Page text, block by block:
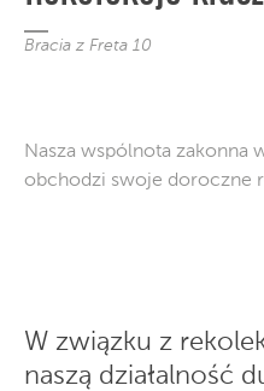
Bracia z Freta 10
Nasza wspólnota zakonna
obchodzi swoje doroczne
W związku z
naszą działalność